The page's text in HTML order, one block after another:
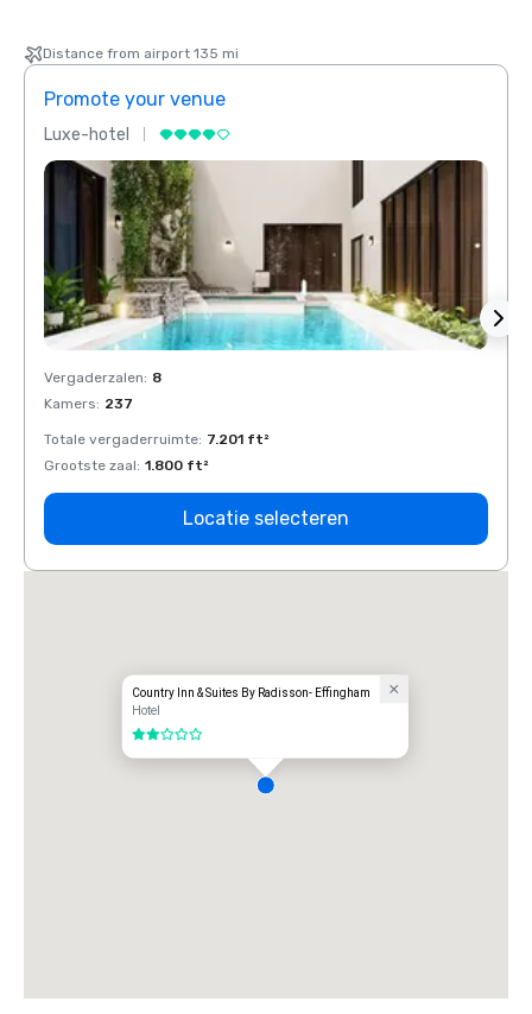
Distance from airport 135 mi
Promote your venue
Luxe-hotel
Vergaderzalen: 8
Kamers: 237
Totale vergaderruimte: 7.201 ft²
Grootste zaal: 1.800 ft²
Locatie selecteren
Country Inn & Suites By Radisson- Effingham
Hotel
2 van 5